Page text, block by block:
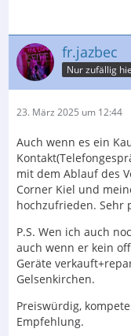
fr.jazbec
Nur zufällig
23. März 2025 um 12:44
Auch wenn es ein
mit dem Ablauf des
Corner Kiel und
hochzufrieden. Sehr
P.S. Wen ich auch
auch wenn er kein
Geräte
Gelsenkirchen.
Preiswürdig,
Empfehlung.